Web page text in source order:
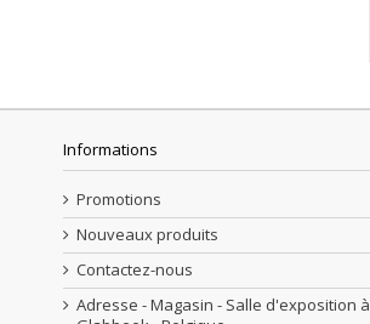
Informations
Promotions
Nouveaux produits
Contactez-nous
Adresse - Magasin - Salle d'exposition à